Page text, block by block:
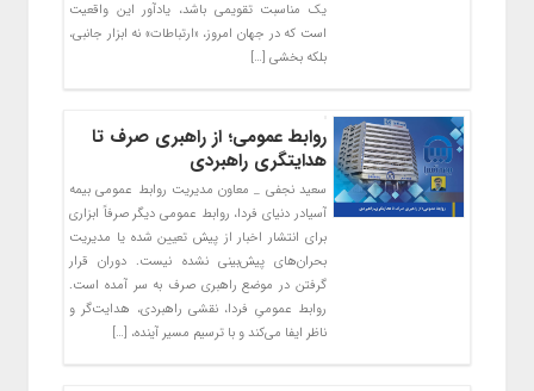
یک مناسبت تقویمی باشد، یادآور این واقعیت
است که در جهان امروز، «ارتباطات» نه ابزار جانبی،
بلکه بخشی […]
روابط عمومی؛ از راهبری صرف تا
هدایتگری راهبردی
سعید نجفی _ معاون مدیریت روابط عمومی بیمه
آسیادر دنیای فردا، روابط عمومی دیگر صرفاً ابزاری
برای انتشار اخبار از پیش تعیین شده یا مدیریت
بحران‌های پیش‌بینی نشده نیست. دوران قرار
گرفتن در موضع راهبری صرف به سر آمده است.
روابط عمومیِ فردا، نقشی راهبردی، هدایت‌گر و
ناظر ایفا می‌کند و با ترسیم مسیر آینده، […]